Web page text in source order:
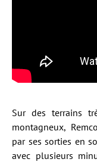
Sur des terrains
montagneux,
par ses sorties en
avec plusieurs